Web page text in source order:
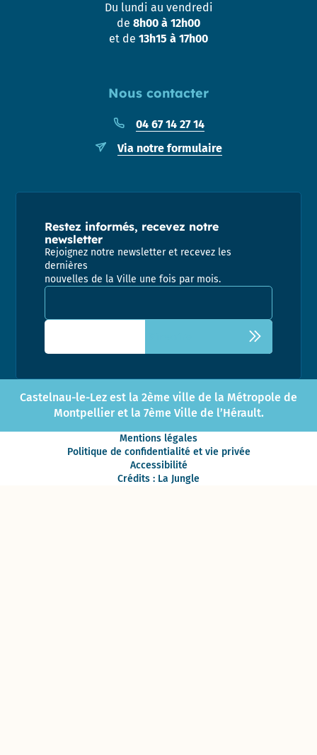
Nous contacter
04 67 14 27 14
Via notre formulaire
Du lundi au vendredi
de 8h00 à 12h00
et de 13h15 à 17h00
Restez informés, recevez notre
newsletter
Rejoignez notre newsletter et recevez les
dernières
nouvelles de la Ville une fois par mois.
Adresse email pour la newsletter
Castelnau-le-Lez est la 2ème ville de la Métropole de
Montpellier et la 7ème Ville de l’Hérault.
Mentions légales
Politique de confidentialité et vie privée
Accessibilité
Crédits : La Jungle